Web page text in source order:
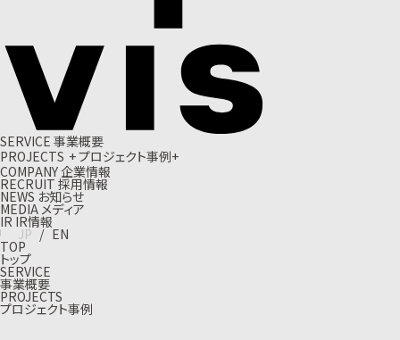
SERVICE 事業概要
PROJECTS +プロジェクト事例+
COMPANY企業情報
RECRUIT 採用情報
NEWS お知らせ
MEDIA メディア
IR IR情報
JP / EN
TOP
トップ
SERVICE
事業概要
PROJECTS
プロジェクト事例